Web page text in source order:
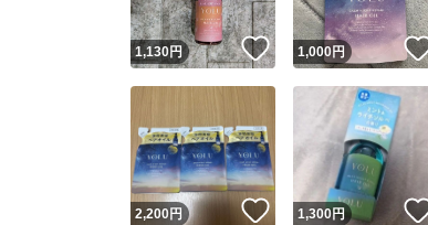
1,130円 いいね！
1,000円
2,200円 いいね！
1,300円